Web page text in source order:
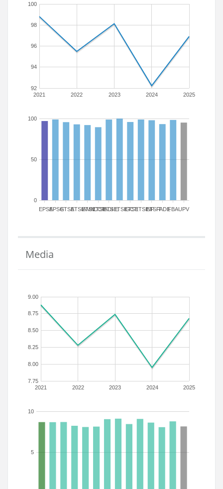
2021 2022 2023 2024 2025
92
94
96
98
100
EPSAEPSGETSAETSIAMN
ETSICCP
ETSIADI
ETSIEETSIGCT
ETSIIETSINFETSITFADEFBAUPV
0
50
100
Media
2021 2022 2023 2024 2025
7.75
8.00
8.25
8.50
8.75
9.00
5
10